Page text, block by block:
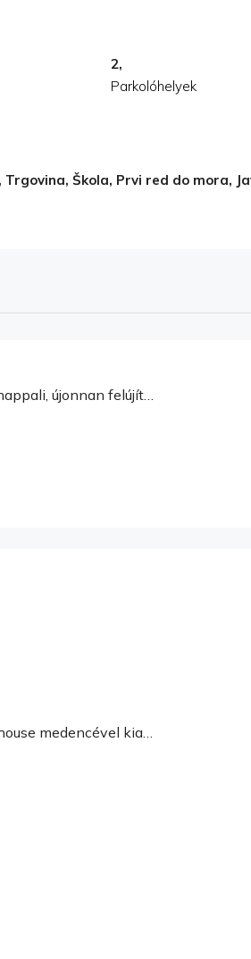
2,
Parkolóhelyek
Škola, Prvi red do mora,